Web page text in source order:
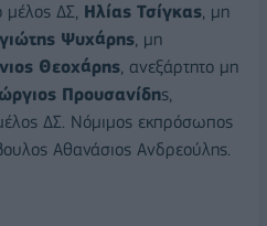
μέλος ΔΣ, Ηλίας Τσίγκας, μη
Ψυχάρης, μη
Θεοχάρης, ανεξάρτητο μη
Προυσανίδης,
ΔΣ. Νόμιμος εκπρόσωπος
Αθανάσιος Ανδρεούλης.